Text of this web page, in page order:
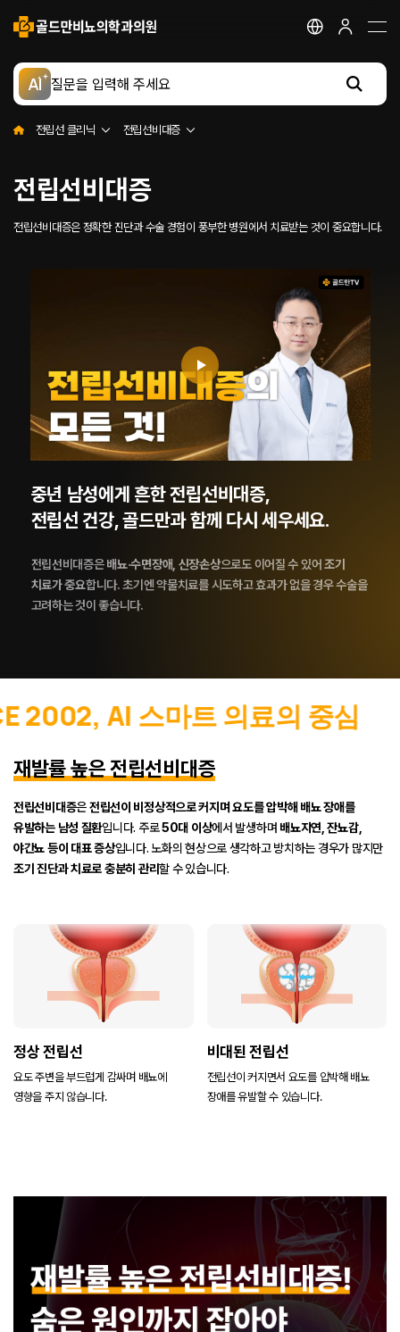
AI
지점안내 골드만 채널
골드만 스토리
전립선 클리닉
전립선비대증 수술
홀렙수술
재수술 클리닉
전립선염
MR퓨전 조직검사
성병 클리닉
남성 클리닉
여성 클리닉
고객센터
전립선 클리닉 전립선비대증
전립선비대증
전립선비대증은 정확한 진단과 수술 경험이 풍부한 병원에서 치료받는 것이 중요합니다.
중년 남성에게 흔한 전립선비대증,
전립선 건강, 골드만과 함께 다시 세우세요.
전립선비대증은배뇨·수면장애, 신장손상으로도 이어질 수 있어조기
치료가 중요합니다.초기엔 약물치료를 시도하고 효과가 없을 경우 수술을
고려하는 것이 좋습니다.
AI 스마트 의료의 중심
재발률 높은 전립선비대증
전립선비대증은전립선이 비정상적으로 커지며 요도를 압박해 배뇨 장애를
유발하는 남성 질환입니다. 주로50대 이상에서 발생하며 배뇨지연, 잔뇨감,
야간뇨 등이 대표 증상입니다. 노화의 현상으로 생각하고 방치하는 경우가 많지만
조기 진단과 치료로 충분히 관리할 수 있습니다.
정상 전립선
요도 주변을 부드럽게 감싸며 배뇨에
영향을 주지 않습니다.
비대된 전립선
전립선이 커지면서 요도를 압박해 배뇨
장애를 유발할 수 있습니다.